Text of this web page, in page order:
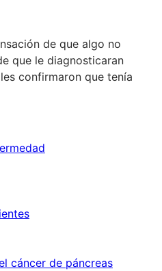
de que algo no
que le diagnosticaran
confirmaron que tenía
cáncer de páncreas